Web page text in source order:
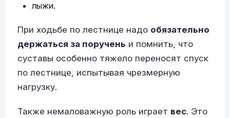
лыжи.
При ходьбе по лестнице надо обязательно
держаться за поручень и помнить, что
суставы особенно тяжело переносят спуск
по лестнице, испытывая чрезмерную
нагрузку.
Также немаловажную роль играет вес. Это